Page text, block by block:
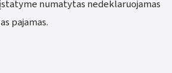
numatytas nedeklaruojamas
pajamas.